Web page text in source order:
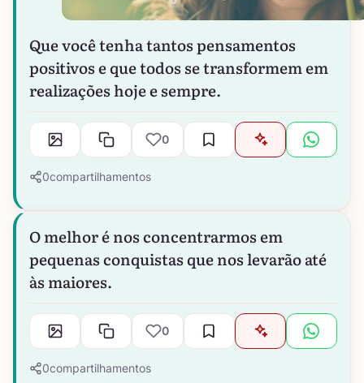
Que você tenha tantos pensamentos
positivos e que todos se transformem em
realizações hoje e sempre.
0
0compartilhamentos
O melhor é nos concentrarmos em
pequenas conquistas que nos levarão até
às maiores.
0
0compartilhamentos